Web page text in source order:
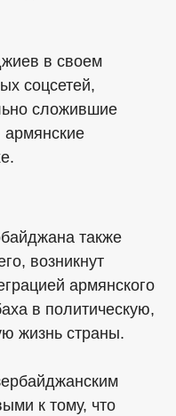
в своем
соцсетей,
сложившие
также
возникнут
армянского
в политическую,
жизнь страны.
к тому, что